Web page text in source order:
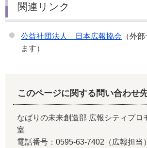
関連リンク
公益社団法人 日本広報協会 （外
ます）
このページに関する問い合わせ
なばりの未来創造部 広報シティプロ
室
電話番号：0595-63-7402（広報担当）